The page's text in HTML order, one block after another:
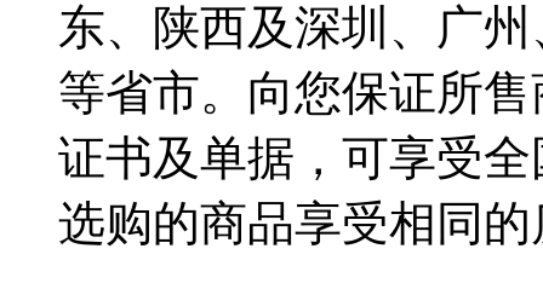
东、陕西及深圳、广
等省市。向您保证所
证书及单据，可享受
选购的商品享受相同